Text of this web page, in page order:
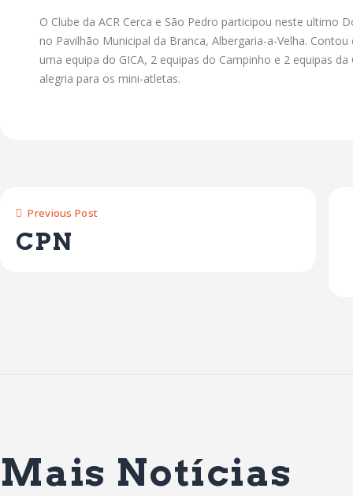
O Clube da ACR Cerca e São Pedro participou neste ultimo
no Pavilhão Municipal da Branca, Albergaria-a-Velha.
uma equipa do GICA, 2 equipas do Campinho e 2 equipas
alegria para os mini-atletas.
Previous Post
CPN
Mais Notícias